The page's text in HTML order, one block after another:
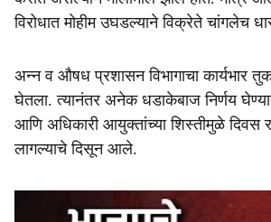
विरोधात मोहीम उघडल्याने विक्रेते चांगलेच
अन्न व औषध प्रशासन विभागाचा कार्यभार
घेतला. त्यानंतर अनेक धडाकेबाज निर्णय
आणि अधिकारी आयुक्तांच्या शिस्तीमुळे दिवस
लागल्याचे दिसून आले.